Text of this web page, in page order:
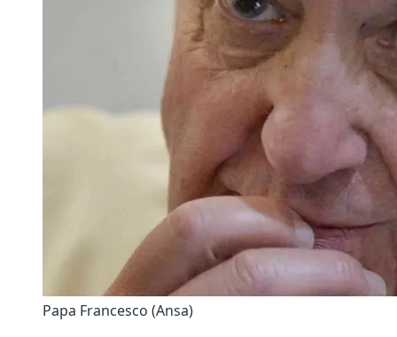
Papa Francesco (Ansa)